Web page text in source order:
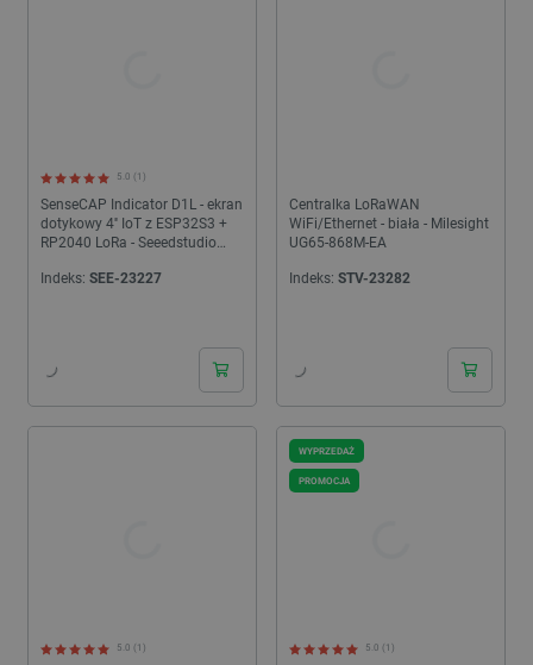
SenseCAP Indicator D1L - ekran
dotykowy 4'' IoT z ESP32S3 +
RP2040 LoRa - Seeedstudio
5.0 (1)
Indeks: SEE-23227
Centralka LoRaWAN
WiFi/Ethernet - biała - Milesight
UG65-868M-EA
Indeks: STV-23282
5.0 (1) 5.0 (1)
WYPRZEDAŻ
PROMOCJA